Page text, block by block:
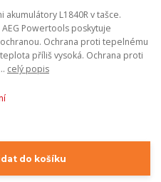
akumulátory L1840R v tašce.
Powertools poskytuje
Ochrana proti tepelnému
příliš vysoká. Ochrana proti
celý popis
do košíku